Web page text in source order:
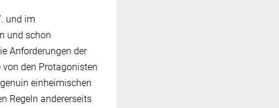
und im
und schon
Anforderungen der
den Protagonisten
einheimischen
Regeln andererseits